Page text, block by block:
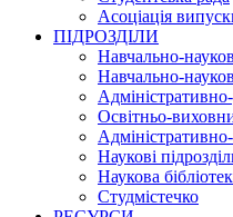
Асоціація
ПІДРОЗДІЛИ
Навчально-
Навчально-
Освітньо-
Наукові
Наукова
Студмістечко